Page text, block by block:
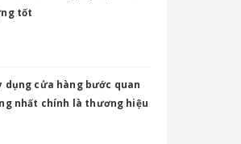
tốt
dụng cửa hàng bước quan
nhất chính là thương hiệu